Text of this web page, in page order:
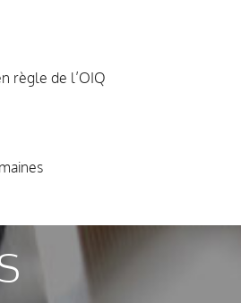
règle de l’OIQ